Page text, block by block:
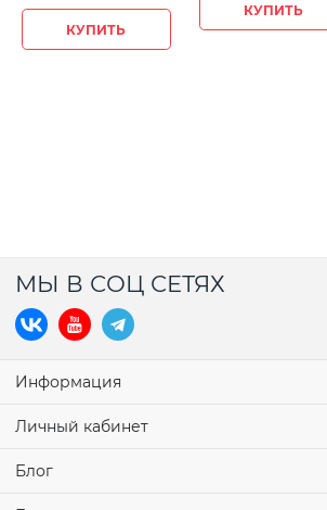
КУПИТЬ
КУПИТЬ
МЫ В СОЦ СЕТЯХ
Информация
Личный кабинет
Блог